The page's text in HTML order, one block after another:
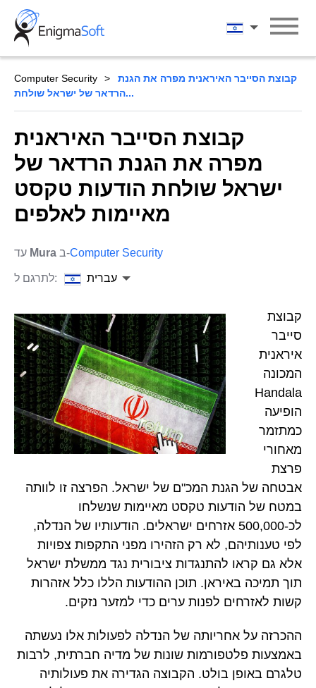
Skip
content
עברית
Computer Security
קבוצת הסייבר האיראנית מפרה את הגנת
הרדאר של ישראל שולחת...
קבוצת הסייבר האיראנית
מפרה את הגנת הרדאר של
ישראל שולחת הודעות טקסט
מאיימות לאלפים
Mura ב-Computer Security
לתרגם ל: עברית
קבוצת
סייבר
איראנית
המכונה
Handala
הופיעה
כמתזמר
מאחורי
פרצת
אבטחה של הגנת המכ"ם של ישראל. הפרצה זו לוותה
במטח של הודעות טקסט מאיימות שנשלחו
לכ-500,000 אזרחים ישראלים. הודעותיו של הנדלה,
לפי טענותיהם, לא רק הזהירו מפני התקפות צפויות
אלא גם קראו להתנגדות ציבורית נגד ממשלת ישראל
תוך תמיכה באיראן. תוכן ההודעות הללו כלל אזהרות
קשות לאזרחים לפנות ערים כדי למזער נזקים.
ההכרזה על אחריותה של הנדלה לפעולות אלו נעשתה
באמצעות פלטפורמות שונות של מדיה חברתית, לרבות
טלגרם באופן בולט. הקבוצה הגדירה את פעולותיה